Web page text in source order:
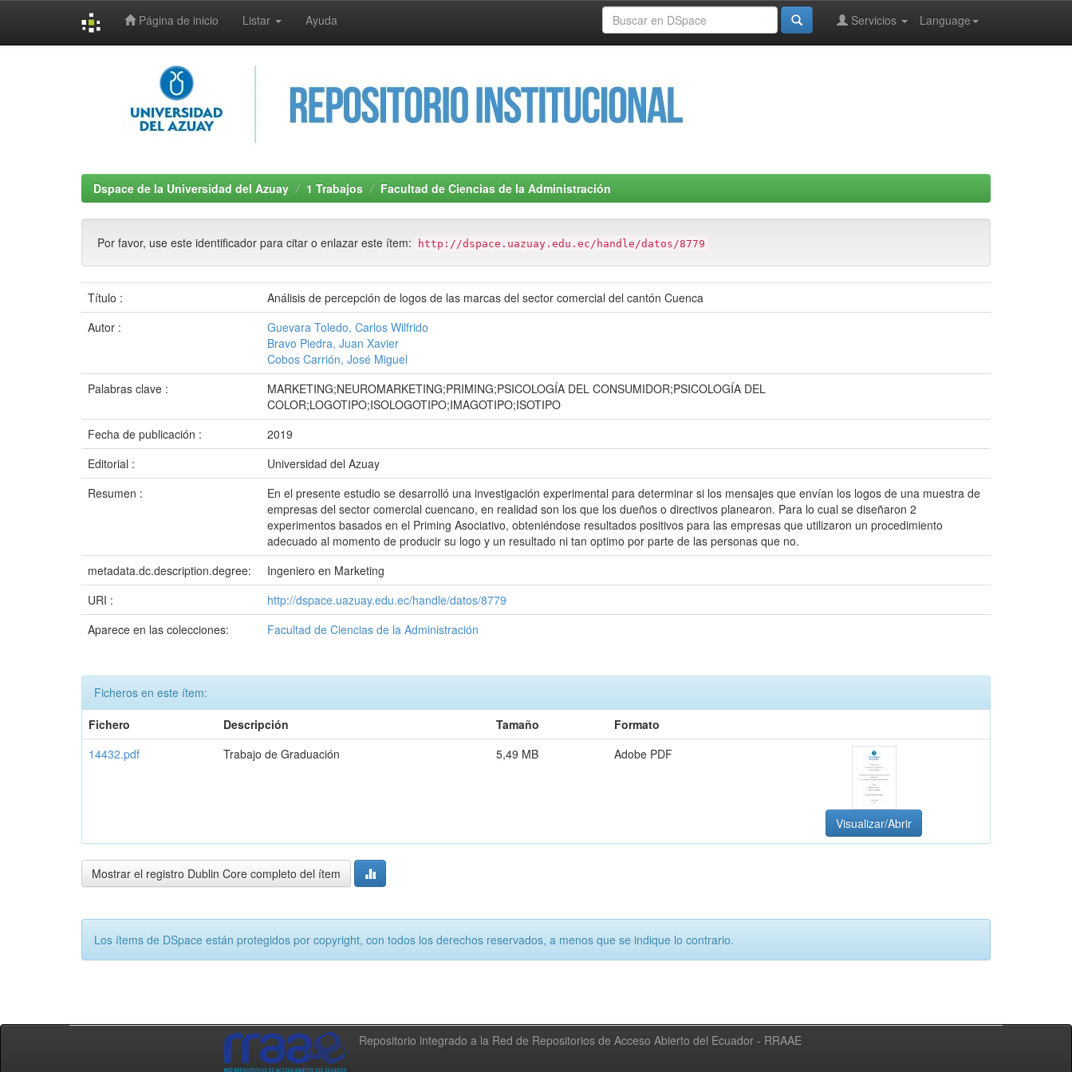
Página de inicio Listar Ayuda Language
Servicios
Dspace de la Universidad del Azuay 1 Trabajos Facultad de Ciencias de la Administración
Por favor, use este identificador para citar o enlazar este ítem: http://dspace.uazuay.edu.ec/handle/datos/8779
Título :
Análisis de percepción de logos de las marcas del sector comercial del cantón Cuenca
Autor :
Guevara Toledo, Carlos Wilfrido
Bravo Piedra, Juan Xavier
Cobos Carrión, José Miguel
Palabras clave :
MARKETING;NEUROMARKETING;PRIMING;PSICOLOGÍA DEL CONSUMIDOR;PSICOLOGÍA DEL
COLOR;LOGOTIPO;ISOLOGOTIPO;IMAGOTIPO;ISOTIPO
Fecha de publicación :
2019
Editorial :
Universidad del Azuay
Resumen :
En el presente estudio se desarrolló una investigación experimental para determinar si los mensajes que envían los logos de una muestra de
empresas del sector comercial cuencano, en realidad son los que los dueños o directivos planearon. Para lo cual se diseñaron 2
experimentos basados en el Priming Asociativo, obteniéndose resultados positivos para las empresas que utilizaron un procedimiento
adecuado al momento de producir su logo y un resultado ni tan optimo por parte de las personas que no.
metadata.dc.description.degree:
Ingeniero en Marketing
URI :
http://dspace.uazuay.edu.ec/handle/datos/8779
Aparece en las colecciones:
Facultad de Ciencias de la Administración
Ficheros en este ítem:
Fichero
Descripción Tamaño
Formato
14432.pdf
Trabajo de Graduación 5,49 MB Adobe PDF
Visualizar/Abrir
Mostrar el registro Dublin Core completo del ítem
Los ítems de DSpace están protegidos por copyright, con todos los derechos reservados, a menos que se indique lo contrario.
Repositorio integrado a la Red de Repositorios de Acceso Abierto del Ecuador - RRAAE